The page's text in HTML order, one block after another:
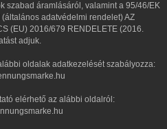
szabad áramlásáról, valamint a 95/46/EK
adatvédelmi rendelet) AZ
(EU) 2016/679 RENDELETE (2016.
adjuk.
oldalak adatkezelését szabályozza:
elérhető az alábbi oldalról: